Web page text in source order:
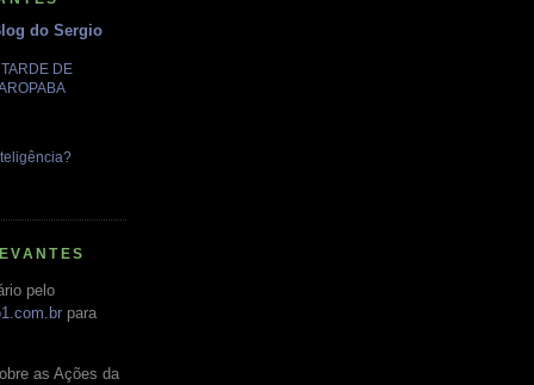
do Sergio
DE
pelo
para
as Ações da